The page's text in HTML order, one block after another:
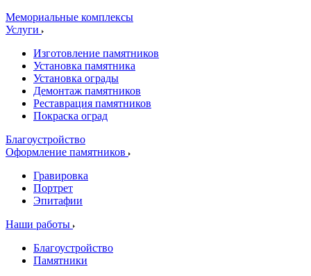
Мемориальные комплексы
Услуги
Изготовление памятников
Установка памятника
Установка ограды
Демонтаж памятников
Реставрация памятников
Покраска оград
Благоустройство
Оформление памятников
Гравировка
Портрет
Эпитафии
Наши работы
Благоустройство
Памятники